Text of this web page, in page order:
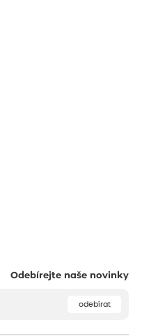
Odebírejte naše novinky
odebírat